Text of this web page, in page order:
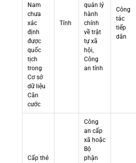
Nam
chưa
xác
định
được
quốc
tịch
trong
Cơ sở
dữ liệu
Căn
cước
Tỉnh
quản lý
hành
chính
về trật
tự xã
hội,
Công
an tỉnh
Công
tác
tiếp
dân
Cấp thẻ
Công
an cấp
xã hoặc
Bộ
phận